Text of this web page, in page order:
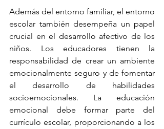
Además del entorno familiar, el entorno
escolar también desempeña un papel
crucial en el desarrollo afectivo de los
niños. Los educadores tienen la
responsabilidad de crear un ambiente
emocionalmente seguro y de fomentar
el desarrollo de habilidades
socioemocionales. La educación
emocional debe formar parte del
currículo escolar, proporcionando a los